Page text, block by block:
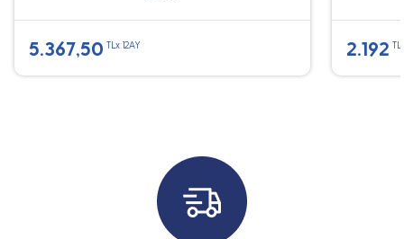
5.367,50 TLx 12AY 2.192